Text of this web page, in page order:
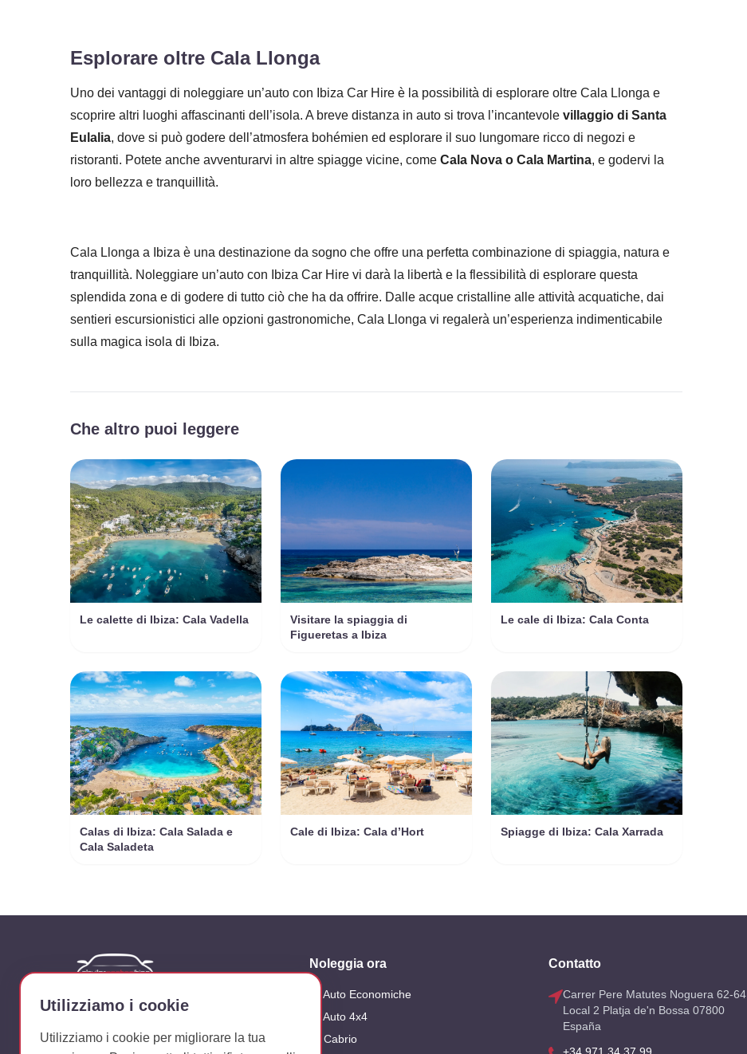
Esplorare oltre Cala Llonga
Uno dei vantaggi di noleggiare un’auto con Ibiza Car Hire è la possibilità di esplorare oltre Cala Llonga e
scoprire altri luoghi affascinanti dell’isola. A breve distanza in auto si trova l’incantevole villaggio di Santa
Eulalia, dove si può godere dell’atmosfera bohémien ed esplorare il suo lungomare ricco di negozi e
ristoranti. Potete anche avventurarvi in altre spiagge vicine, come Cala Nova o Cala Martina, e godervi la
loro bellezza e tranquillità.
Cala Llonga a Ibiza è una destinazione da sogno che offre una perfetta combinazione di spiaggia, natura e
tranquillità. Noleggiare un’auto con Ibiza Car Hire vi darà la libertà e la flessibilità di esplorare questa
splendida zona e di godere di tutto ciò che ha da offrire. Dalle acque cristalline alle attività acquatiche, dai
sentieri escursionistici alle opzioni gastronomiche, Cala Llonga vi regalerà un’esperienza indimenticabile
sulla magica isola di Ibiza.
Che altro puoi leggere
Le calette di Ibiza: Cala Vadella
Visitare la spiaggia di
Figueretas a Ibiza
Le cale di Ibiza: Cala Conta
Calas di Ibiza: Cala Salada e
Cala Saladeta
Cale di Ibiza: Cala d’Hort Spiagge di Ibiza: Cala Xarrada
Azienda dedicata al noleggio di veicoli
Noleggia ora
Auto Economiche
Auto 4x4
Cabrio
Contatto
Carrer Pere Matutes Noguera 62-64
Local 2 Platja de'n Bossa 07800
España
Utilizziamo i cookie
Utilizziamo i cookie per migliorare la tua